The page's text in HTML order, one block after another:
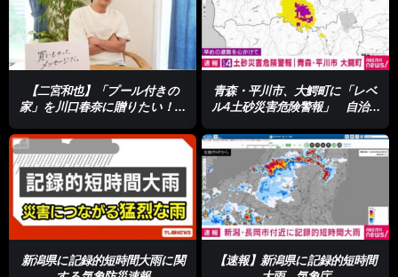
【二宮和也】「プール付きの
家」を川口春奈に贈りたい！＜
青森・平川市、大鰐町に「レベ
ル4土砂災害危険警報」 自治体
新潟県に記録的短時間大雨に関
【速報】新潟県に記録的短時間